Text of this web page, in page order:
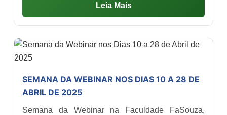
Leia Mais
SEMANA DA WEBINAR NOS DIAS 10 A 28 DE
ABRIL DE 2025
Semana da Webinar na Faculdade FaSouza,